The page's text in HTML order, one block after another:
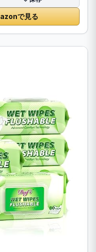
で見る